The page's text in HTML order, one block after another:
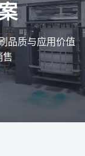
品质与应用价值
售